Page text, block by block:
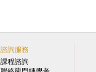
諮詢服務
課程諮詢